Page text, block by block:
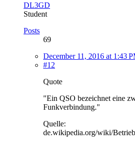
DL3GD
Student
Posts
69
December 11, 2016 at 1:43
#12
Quote
"Ein QSO bezeichnet eine
Funkverbindung."
Quelle:
de.wikipedia.org/wiki/